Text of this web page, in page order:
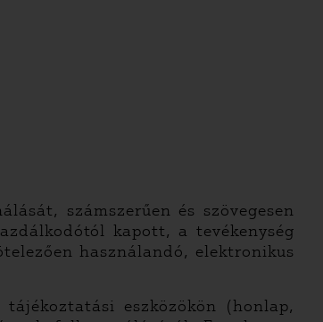
számszerűen és szövegesen
kapott, a tevékenység
használandó, elektronikus
eszközökön (honlap,